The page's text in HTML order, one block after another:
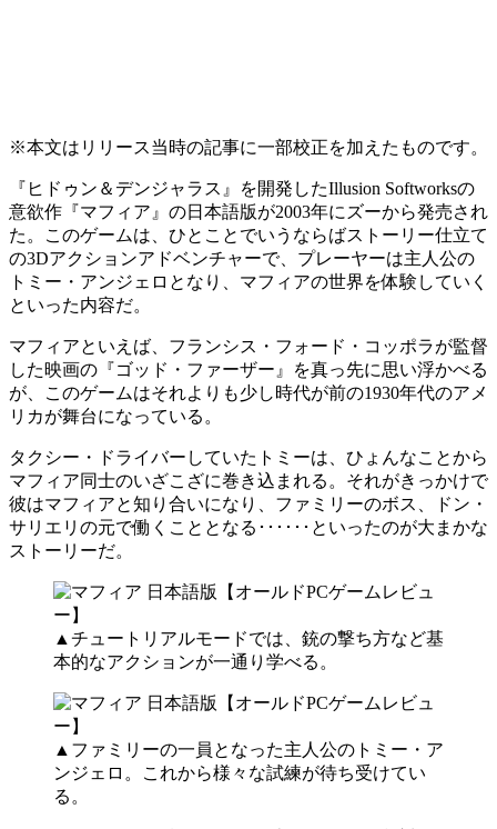
※本文はリリース当時の記事に一部校正を加えたものです。
『ヒドゥン＆デンジャラス』を開発したIllusion Softworksの
意欲作『マフィア』の日本語版が2003年にズーから発売され
た。このゲームは、ひとことでいうならばストーリー仕立て
の3Dアクションアドベンチャーで、プレーヤーは主人公の
トミー・アンジェロとなり、マフィアの世界を体験していく
といった内容だ。
マフィアといえば、フランシス・フォード・コッポラが監督
した映画の『ゴッド・ファーザー』を真っ先に思い浮かべる
が、このゲームはそれよりも少し時代が前の1930年代のアメ
リカが舞台になっている。
タクシー・ドライバーしていたトミーは、ひょんなことから
マフィア同士のいざこざに巻き込まれる。それがきっかけで
彼はマフィアと知り合いになり、ファミリーのボス、ドン・
サリエリの元で働くこととなる･･････といったのが大まかな
ストーリーだ。
▲チュートリアルモードでは、銃の撃ち方など基
本的なアクションが一通り学べる。
▲ファミリーの一員となった主人公のトミー・ア
ンジェロ。これから様々な試練が待ち受けてい
る。